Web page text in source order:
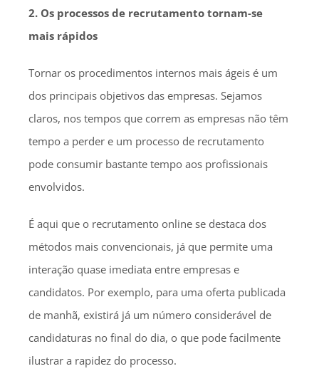
2. Os processos de recrutamento tornam-se
mais rápidos
Tornar os procedimentos internos mais ágeis é um
dos principais objetivos das empresas. Sejamos
claros, nos tempos que correm as empresas não têm
tempo a perder e um processo de recrutamento
pode consumir bastante tempo aos profissionais
envolvidos.
É aqui que o recrutamento online se destaca dos
métodos mais convencionais, já que permite uma
interação quase imediata entre empresas e
candidatos. Por exemplo, para uma oferta publicada
de manhã, existirá já um número considerável de
candidaturas no final do dia, o que pode facilmente
ilustrar a rapidez do processo.